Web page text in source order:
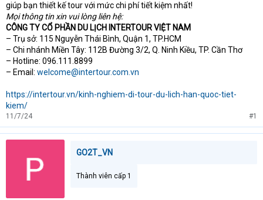
giúp bạn thiết kế tour với mức chi phí tiết kiệm nhất!
Mọi thông tin xin vui lòng liên hệ:
CÔNG TY CỔ PHẦN DU LỊCH INTERTOUR VIỆT NAM
– Trụ sở: 115 Nguyễn Thái Bình, Quận 1, TP.HCM
– Chi nhánh Miền Tây: 112B Đường 3/2, Q. Ninh Kiều, TP. Cần Thơ
– Hotline: 096.111.8899
– Email: welcome@intertour.com.vn
https://intertour.vn/kinh-nghiem-di-tour-du-lich-han-quoc-tiet-
kiem/
11/7/24 #1
GO2T_VN
Thành viên cấp 1